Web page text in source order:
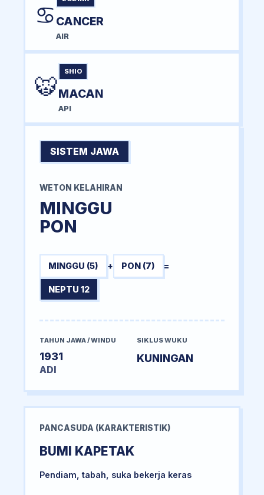
♋ CANCER
AIR
🐯
SHIO
MACAN
API
SISTEM JAWA
WETON KELAHIRAN
MINGGU
PON
MINGGU (5) + PON (7) =
NEPTU 12
TAHUN JAWA / WINDU
1931
ADI
SIKLUS WUKU
KUNINGAN
PANCASUDA (KARAKTERISTIK)
BUMI KAPETAK
Pendiam, tabah, suka bekerja keras